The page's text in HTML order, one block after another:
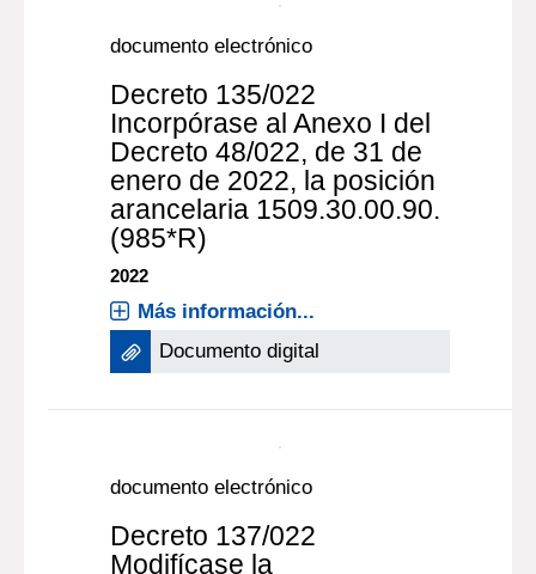
documento electrónico
Decreto 135/022
Incorpórase al Anexo I del
Decreto 48/022, de 31 de
enero de 2022, la posición
arancelaria 1509.30.00.90.
(985*R)
2022
Más información...
Documento digital